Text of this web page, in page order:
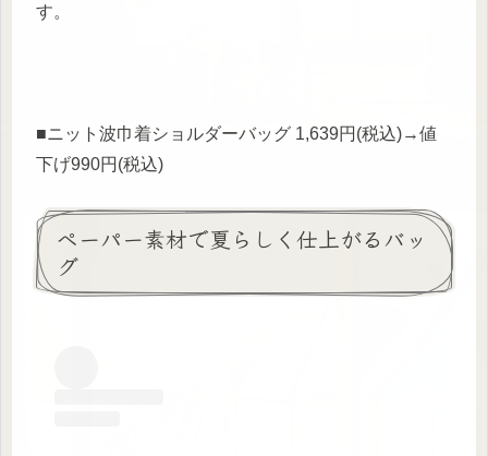
す。
■ニット波巾着ショルダーバッグ 1,639円(税込)→値
下げ990円(税込)
ペーパー素材で夏らしく仕上がるバッ
グ